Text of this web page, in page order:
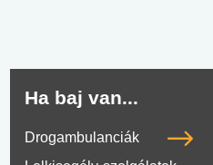
Ha baj van...
Drogambulanciák